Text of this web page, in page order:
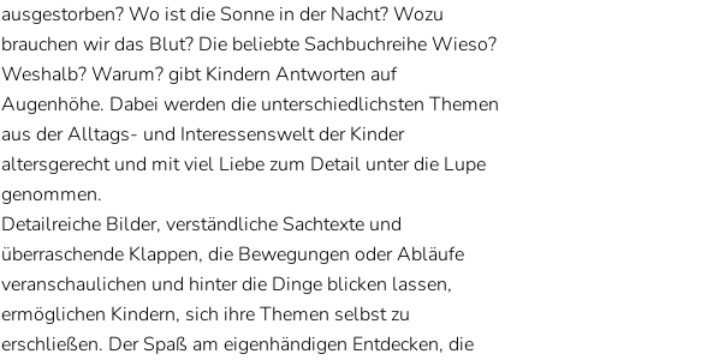
ausgestorben? Wo ist die Sonne in der Nacht? Wozu
brauchen wir das Blut? Die beliebte Sachbuchreihe Wieso?
Weshalb? Warum? gibt Kindern Antworten auf
Augenhöhe. Dabei werden die unterschiedlichsten Themen
aus der Alltags- und Interessenswelt der Kinder
altersgerecht und mit viel Liebe zum Detail unter die Lupe
genommen.
Detailreiche Bilder, verständliche Sachtexte und
überraschende Klappen, die Bewegungen oder Abläufe
veranschaulichen und hinter die Dinge blicken lassen,
ermöglichen Kindern, sich ihre Themen selbst zu
erschließen. Der Spaß am eigenhändigen Entdecken, die